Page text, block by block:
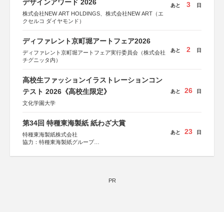
デザインアワード 2026
株式会社NEW ART HOLDINGS、株式会社NEW ART（エ
クセルコ ダイヤモンド）
あと 3 日
ディファレント京町堀アートフェア2026
ディファレント京町堀アートフェア実行委員会（株式会社
チグニッタ内）
あと 2 日
高校生ファッションイラストレーションコン
テスト 2026《高校生限定》
文化学園大学
あと 26 日
第34回 特種東海製紙 紙わざ大賞
特種東海製紙株式会社
協力：特種東海製紙グループ
あと 23 日
PR